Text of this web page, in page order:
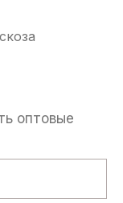
оптовые